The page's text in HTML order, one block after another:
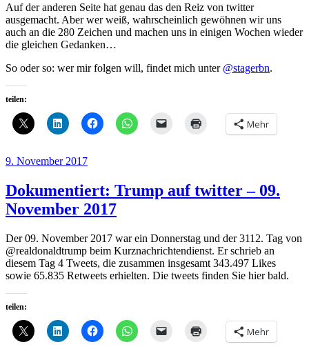
Auf der anderen Seite hat genau das den Reiz von twitter
ausgemacht. Aber wer weiß, wahrscheinlich gewöhnen wir uns
auch an die 280 Zeichen und machen uns in einigen Wochen wieder
die gleichen Gedanken…
So oder so: wer mir folgen will, findet mich unter @stagerbn.
teilen:
Mehr
Veröffentlicht
9. November 2017
Dokumentiert: Trump auf twitter – 09.
November 2017
Der 09. November 2017 war ein Donnerstag und der 3112. Tag von
@realdonaldtrump beim Kurznachrichtendienst. Er schrieb an
diesem Tag 4 Tweets, die zusammen insgesamt 343.497 Likes
sowie 65.835 Retweets erhielten. Die tweets finden Sie hier bald.
teilen:
Mehr